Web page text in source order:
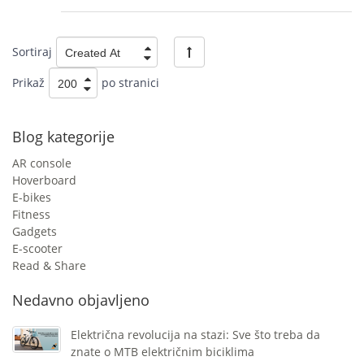
Blog kategorije
AR console
Hoverboard
E-bikes
Fitness
Gadgets
E-scooter
Read & Share
Nedavno objavljeno
Električna revolucija na stazi: Sve što treba da
znate o MTB električnim biciklima
Sortiraj
Prikaž
po stranici